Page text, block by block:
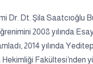
Dr. Dt. Şila Saatcıoğlu
2008 yılında
2014 yılında
Fakültesi’nden